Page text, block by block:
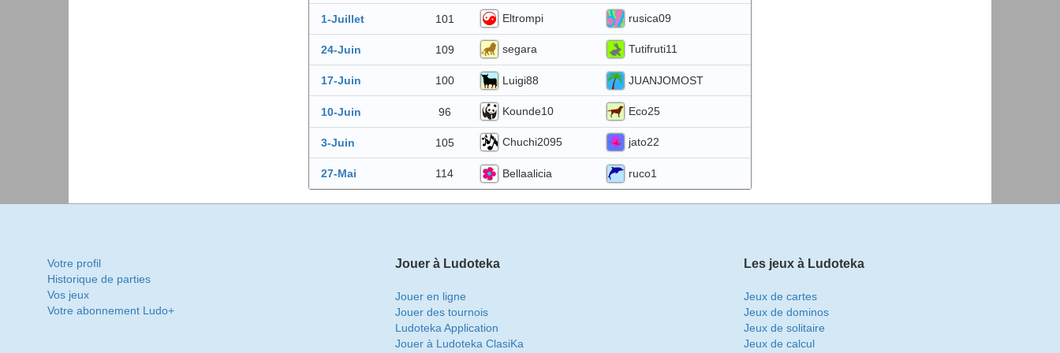
1-Juillet 101 Eltrompi rusica09
24-Juin 109 segara Tutifruti11
17-Juin 100 Luigi88 JUANJOMOST
10-Juin 96 Kounde10 Eco25
3-Juin 105 Chuchi2095 jato22
27-Mai 114 Bellaalicia ruco1
Votre profil
Historique de parties
Vos jeux
Votre abonnement Ludo+
Jouer à Ludoteka
Jouer en ligne
Jouer des tournois
Ludoteka Application
Jouer à Ludoteka ClasiKa
Les jeux à Ludoteka
Jeux de cartes
Jeux de dominos
Jeux de solitaire
Jeux de calcul